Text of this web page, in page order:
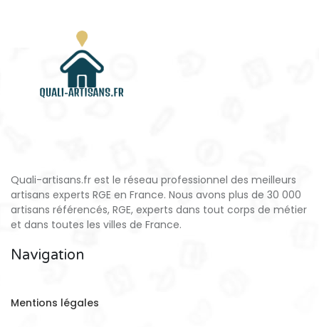
Quali-artisans.fr est le réseau professionnel des meilleurs
artisans experts RGE en France. Nous avons plus de 30 000
artisans référencés, RGE, experts dans tout corps de métier
et dans toutes les villes de France.
Navigation
Mentions légales